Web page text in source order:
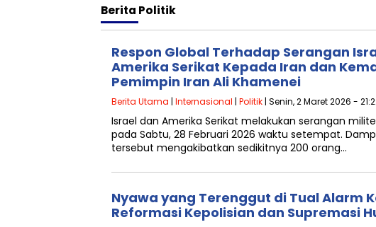
Berita Politik
Respon Global Terhadap Serangan
Amerika Serikat Kepada Iran dan
Pemimpin Iran Ali Khamenei
Berita Utama | Internasional | Politik | Senin, 2 Maret 2026 -
Israel dan Amerika Serikat melakukan serangan
pada Sabtu, 28 Februari 2026 waktu setempat.
tersebut mengakibatkan sedikitnya 200 orang…
Nyawa yang Terenggut di Tual Alarm
Reformasi Kepolisian dan Supremasi